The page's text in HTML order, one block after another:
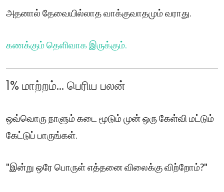
அதனால் தேவையில்லாத வாக்குவாதமும் வராது.
கணக்கும் தெளிவாக இருக்கும்.
1% மாற்றம்... பெரிய பலன்
ஒவ்வொரு நாளும் கடை மூடும் முன் ஒரு கேள்வி மட்டும்
கேட்டுப் பாருங்கள்.
"இன்று ஒரே பொருள் எத்தனை விலைக்கு விற்றோம்?"